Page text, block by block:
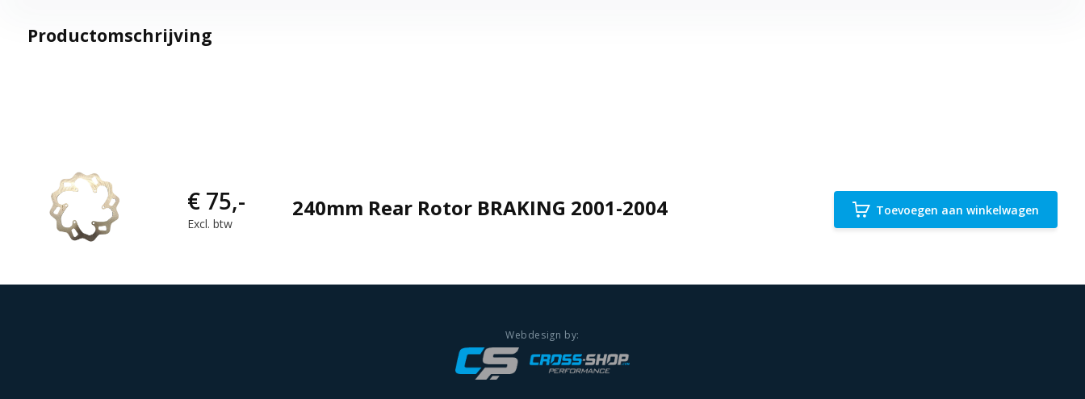
Productomschrijving
€ 75,-
Excl. btw
240mm Rear Rotor BRAKING 2001-2004 Toevoegen aan winkelwagen